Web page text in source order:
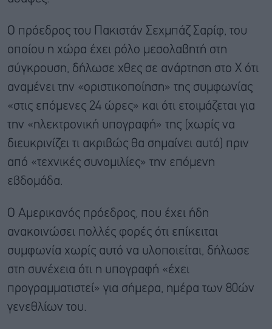
Ο πρόεδρος του Πακιστάν Σεχμπάζ Σαρίφ, του
οποίου η χώρα έχει ρόλο μεσολαβητή στη
σύγκρουση, δήλωσε χθες σε ανάρτηση στο Χ ότι
αναμένει την «οριστικοποίηση» της συμφωνίας
«στις επόμενες 24 ώρες» και ότι ετοιμάζεται για
την «ηλεκτρονική υπογραφή» της (χωρίς να
διευκρινίζει τι ακριβώς θα σημαίνει αυτό) πριν
από «τεχνικές συνομιλίες» την επόμενη
εβδομάδα.
Ο Αμερικανός πρόεδρος, που έχει ήδη
ανακοινώσει πολλές φορές ότι επίκειται
συμφωνία χωρίς αυτό να υλοποιείται, δήλωσε
στη συνέχεια ότι η υπογραφή «έχει
προγραμματιστεί» για σήμερα, ημέρα των 80ών
γενεθλίων του.